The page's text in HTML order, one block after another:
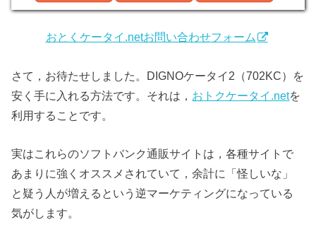
おとくケータイ.netお問い合わせフォーム
さて，お待たせしました。DIGNOケータイ2（702KC）を
安く手に入れる方法です。それは， おトクケータイ.netを
利用することです。
実はこれらのソフトバンク通販サイトは，各種サイトで
あまりに強くオススメされていて，余計に「怪しいな」
と疑う人が増えるという逆マーケティングになっている
気がします。